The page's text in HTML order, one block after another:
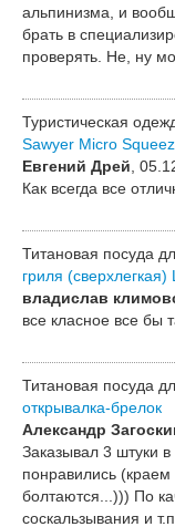
альпинизма, и
брать в
проверять. Не, ну
Туристическая
Sawyer Micro
Евгений Дрей ,
Как всегда все
Титановая посуда
гриля (сверхлегкая)
владислав
все класное все бы
Титановая посуда
открывалка-брелок
Александр
Заказывал 3 штуки
понравились (краем
болтаются...))) По
соскальзывания и